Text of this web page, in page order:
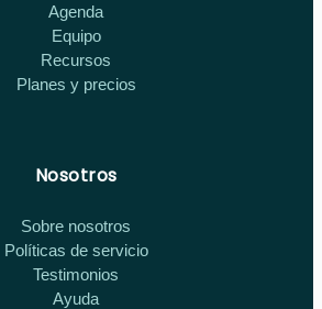
Agenda
Equipo
Recursos
Planes y precios
Nosotros
Sobre nosotros
Políticas de servicio
Testimonios
Ayuda